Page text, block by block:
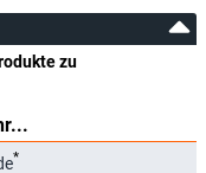
zu
*